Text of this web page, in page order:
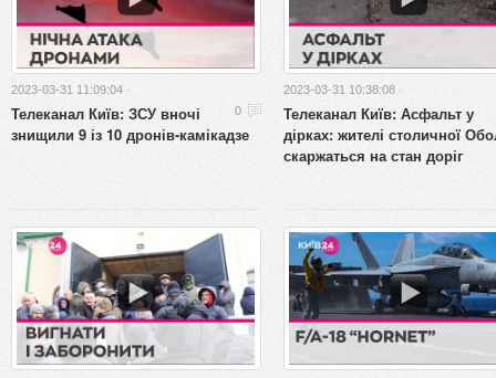
2023-03-31 11:09:04 ·
0
Телеканал Київ: ЗСУ вночі
знищили 9 із 10 дронів-камікадзе
2023-03-31 10:38:08 ·
Телеканал Київ: Асфальт у
дірках: жителі столичної
скаржаться на стан доріг